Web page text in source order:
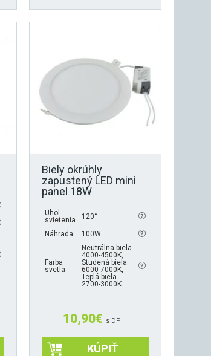
Možnosti
si
vybrať
na
Biely okrúhly
zapustený LED mini
panel 18W
Uhol
svietenia
120°
Náhrada 100W
Farba
svetla
Neutrálna biela
4000-4500K,
Studená biela
6000-7000K,
Teplá biela
2700-3000K
10,90€ s DPH
KÚPIŤ